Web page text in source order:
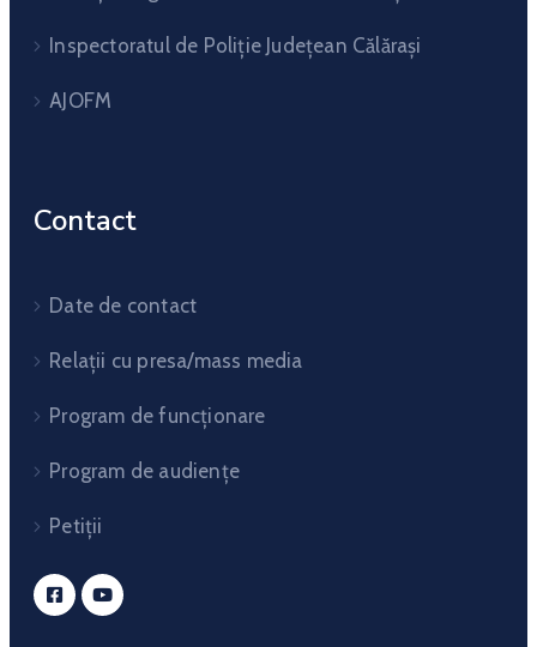
Inspectoratul de Poliție Județean Călărași
AJOFM
Contact
Date de contact
Relații cu presa/mass media
Program de funcționare
Program de audiențe
Petiții